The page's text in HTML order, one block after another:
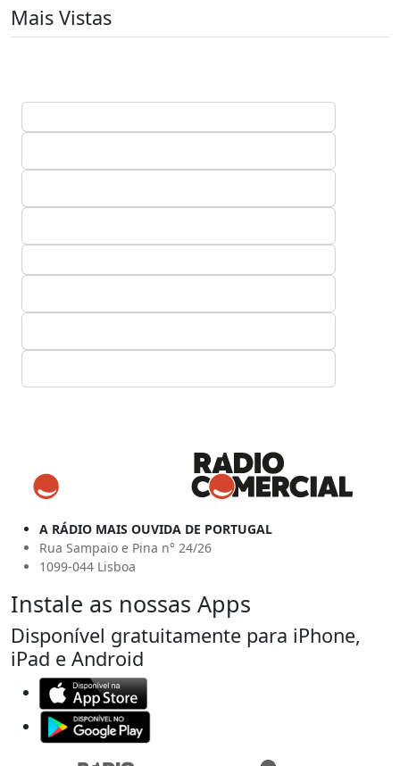
Mais Vistas
A RÁDIO MAIS OUVIDA DE PORTUGAL
Rua Sampaio e Pina n° 24/26
1099-044 Lisboa
Instale as nossas Apps
Disponível gratuitamente para iPhone,
iPad e Android